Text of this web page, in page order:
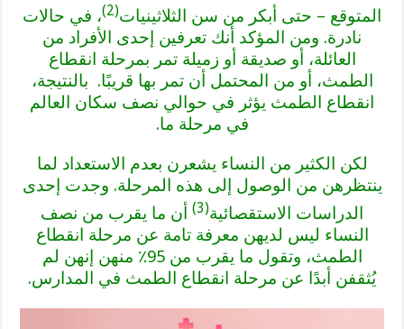
المتوقع – حتى أبكر من سن الثلاثينيات(2)
، في حالات
نادرة. ومن المؤكد أنك تعرفين إحدى الأفراد من
العائلة، أو صديقة أو زميلة تمر بمرحلة انقطاع
الطمث، أو من المحتمل أن تمر بها قريبًا. بالنتيجة،
انقطاع الطمث يؤثر في حوالي نصف سكان العالم
في مرحلة ما.
لكن الكثير من النساء يشعرن بعدم الاستعداد لما
ينتظرهن من الوصول إلى هذه المرحلة. وجدت إحدى
الدراسات الاستقصائية(3)
أن ما يقرب من نصف
النساء ليس لديهن معرفة تامة عن مرحلة انقطاع
الطمث، وتقول ما يقرب من 95٪ منهن إنهن لم
يُثقفن أبدًا عن مرحلة انقطاع الطمث في المدارس.